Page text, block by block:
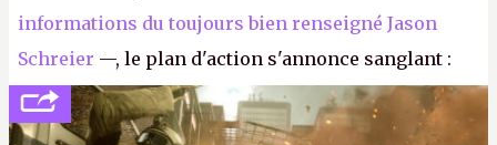
informations du toujours bien renseigné Jason
Schreier —, le plan d'action s'annonce sanglant :
réductions de coûts drastiques, fermetures de
studios et licenciements massifs. En gros, essorer